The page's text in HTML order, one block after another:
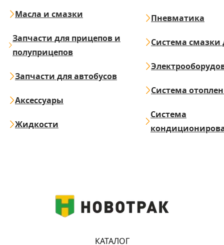
Масла и смазки
Запчасти для прицепов и
полуприцепов
Запчасти для автобусов
Аксессуары
Жидкости
Пневматика
Система смазки
Система
Система
КАТАЛОГ